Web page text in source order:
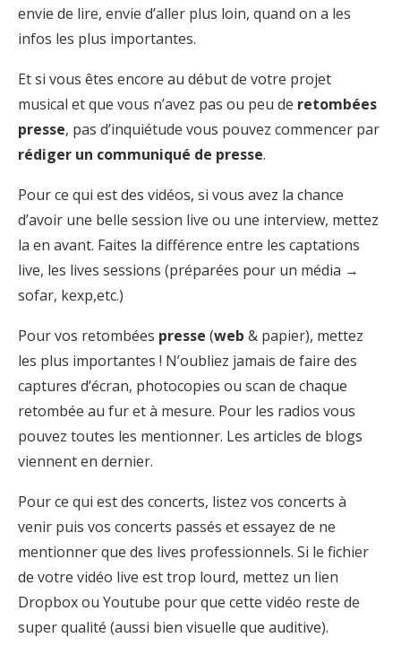
envie de lire, envie d’aller plus loin, quand on a les
infos les plus importantes.
Et si vous êtes encore au début de votre projet
musical et que vous n’avez pas ou peu de retombées
presse, pas d’inquiétude vous pouvez commencer par
rédiger un communiqué de presse.
Pour ce qui est des vidéos, si vous avez la chance
d’avoir une belle session live ou une interview, mettez
la en avant. Faites la différence entre les captations
live, les lives sessions (préparées pour un média →
sofar, kexp,etc.)
Pour vos retombées presse (web & papier), mettez
les plus importantes ! N’oubliez jamais de faire des
captures d’écran, photocopies ou scan de chaque
retombée au fur et à mesure. Pour les radios vous
pouvez toutes les mentionner. Les articles de blogs
viennent en dernier.
Pour ce qui est des concerts, listez vos concerts à
venir puis vos concerts passés et essayez de ne
mentionner que des lives professionnels. Si le fichier
de votre vidéo live est trop lourd, mettez un lien
Dropbox ou Youtube pour que cette vidéo reste de
super qualité (aussi bien visuelle que auditive).